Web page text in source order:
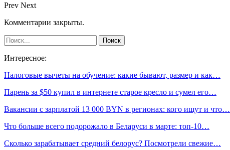
Prev Next
Комментарии закрыты.
Интересное:
Налоговые вычеты на обучение: какие бывают, размер и как…
Парень за $50 купил в интернете старое кресло и сумел его…
Вакансии с зарплатой 13 000 BYN в регионах: кого ищут и что…
Что больше всего подорожало в Беларуси в марте: топ-10…
Сколько зарабатывает средний белорус? Посмотрели свежие…